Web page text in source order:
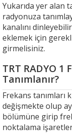
Yukarıda yer alan
radyonuza
kanalını
eklemek için
girmelisiniz.
TRT RADYO 1
Tanımlanır?
Frekans tanımları
değişmekte olup
bölümüne girip
noktalama